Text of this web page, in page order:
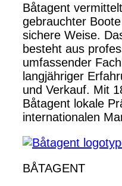
Båtagent
gebrauchter
sichere Weise.
besteht aus
umfassender
langjähriger
und Verkauf. Mit
Båtagent lokale
internationalen
BÅTAGENT